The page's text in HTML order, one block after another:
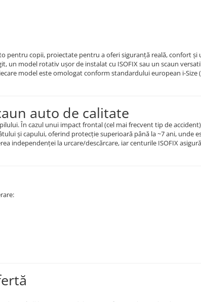
pentru copii, proiectate pentru a oferi siguranță reală, confort și
un model rotativ ușor de instalat cu ISOFIX sau un scaun
model este omologat conform standardului european i-Size
auto de calitate
În cazul unui impact frontal (cel mai frecvent tip de
și capului, oferind protecție superioară până la ~7 ani, unde
independenței la urcare/descărcare, iar centurile ISOFIX